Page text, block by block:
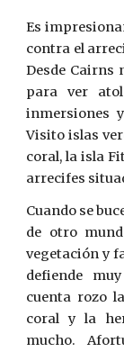
Es
contra el
Desde Cairns
para ver
inmersiones
Visito islas
coral, la isla Fi
arrecifes
Cuando se
de otro
vegetación y
defiende
cuenta rozo
coral y la
mucho.